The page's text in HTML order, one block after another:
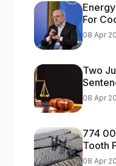
For
Aid
08 Apr
Two
For
08 Apr
774
Tooth
From
08 Apr